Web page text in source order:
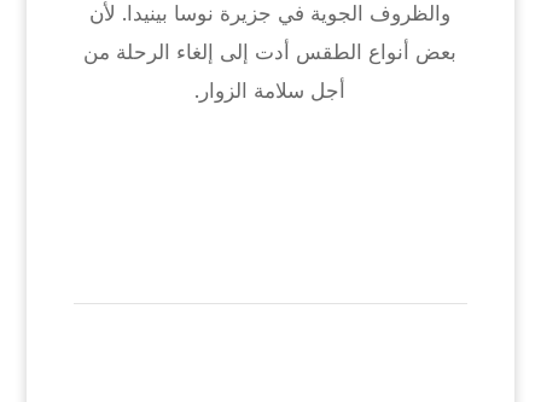
والظروف الجوية في جزيرة نوسا بينيدا. لأن
بعض أنواع الطقس أدت إلى إلغاء الرحلة من
أجل سلامة الزوار.